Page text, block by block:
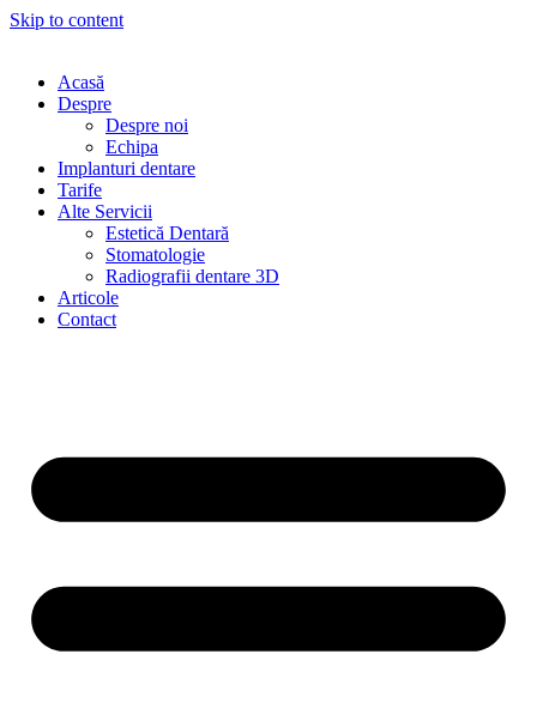
Skip to content
Acasă
Despre
Despre noi
Echipa
Implanturi dentare
Tarife
Alte Servicii
Estetică Dentară
Stomatologie
Radiografii dentare 3D
Articole
Contact